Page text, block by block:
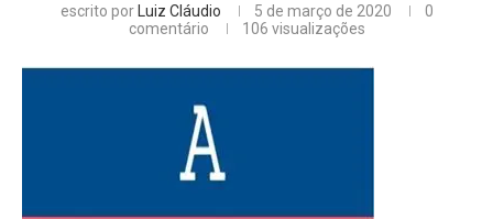
escrito por Luiz Cláudio 5 de março de 2020
0
comentário
106 visualizações